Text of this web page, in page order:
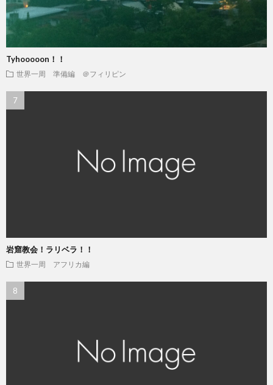
Tyhooooon！！
世界一周 準備編 ＠フィリピン
岩窟教会！ラリベラ！！
世界一周 アフリカ編